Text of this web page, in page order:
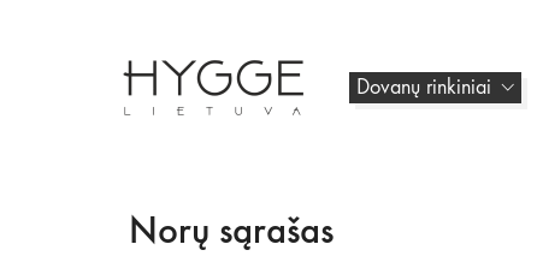
Dovanų rinkiniai
Norų sąrašas